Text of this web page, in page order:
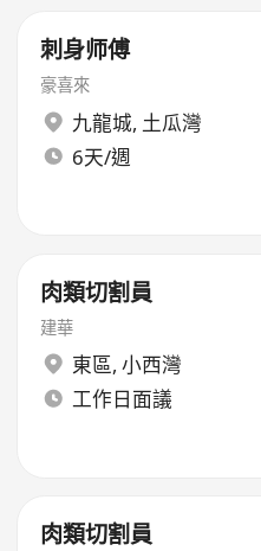
刺身师傅
豪喜來
九龍城, 土瓜灣
6天/週
肉類切割員
建華
東區, 小西灣
工作日面議
肉類切割員